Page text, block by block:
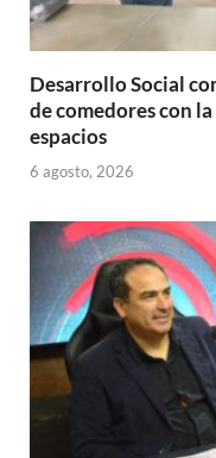
Desarrollo Social
de comedores con
espacios
6 agosto, 2026